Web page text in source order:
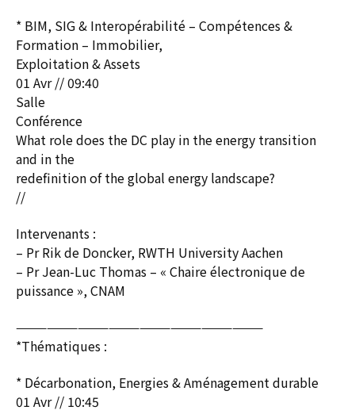
* BIM, SIG & Interopérabilité – Compétences &
Formation – Immobilier,
Exploitation & Assets
01 Avr // 09:40
Salle
Conférence
What role does the DC play in the energy transition
and in the
redefinition of the global energy landscape?
//
Intervenants :
– Pr Rik de Doncker, RWTH University Aachen
– Pr Jean-Luc Thomas – « Chaire électronique de
puissance », CNAM
————————————————————————
*Thématiques :
* Décarbonation, Energies & Aménagement durable
01 Avr // 10:45